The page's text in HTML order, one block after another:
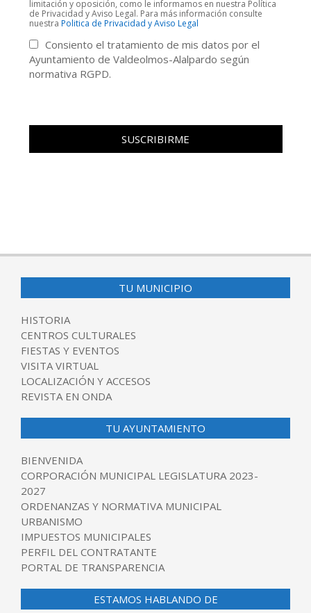
limitación y oposición, como le informamos en nuestra Política
de Privacidad y Aviso Legal. Para más información consulte
nuestra Politica de Privacidad y Aviso Legal
Consiento el tratamiento de mis datos por el
Ayuntamiento de Valdeolmos-Alalpardo según
normativa RGPD.
TU MUNICIPIO
HISTORIA
CENTROS CULTURALES
FIESTAS Y EVENTOS
VISITA VIRTUAL
LOCALIZACIÓN Y ACCESOS
REVISTA EN ONDA
TU AYUNTAMIENTO
BIENVENIDA
CORPORACIÓN MUNICIPAL LEGISLATURA 2023-
2027
ORDENANZAS Y NORMATIVA MUNICIPAL
URBANISMO
IMPUESTOS MUNICIPALES
PERFIL DEL CONTRATANTE
PORTAL DE TRANSPARENCIA
ESTAMOS HABLANDO DE